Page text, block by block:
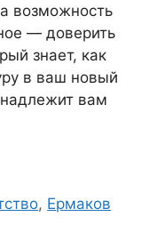
возможность
— доверить
знает, как
в ваш новый
вам
, Ермаков